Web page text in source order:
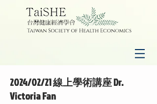
2024/02/21 線上學術講座 Dr.
Victoria Fan